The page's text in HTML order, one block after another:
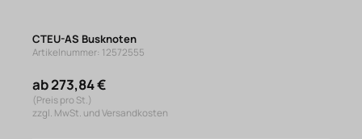
CTEU-AS Busknoten
Artikelnummer: 12572555
ab 273,84 €
(Preis pro St.)
zzgl. MwSt. und Versandkosten